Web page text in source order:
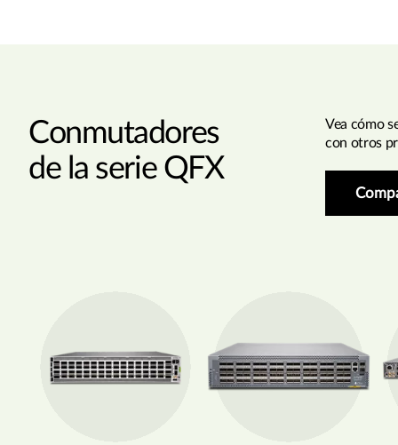
Conmutadores
de la serie QFX
Vea cómo
con otros